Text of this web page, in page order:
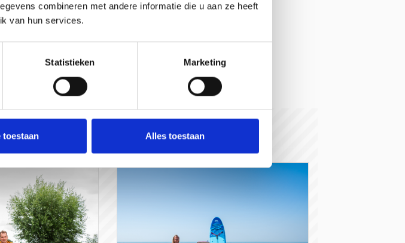
combineren met andere informatie die u aan ze heeft
van hun services.
Statistieken Marketing
toestaan Alles toestaan
ook: